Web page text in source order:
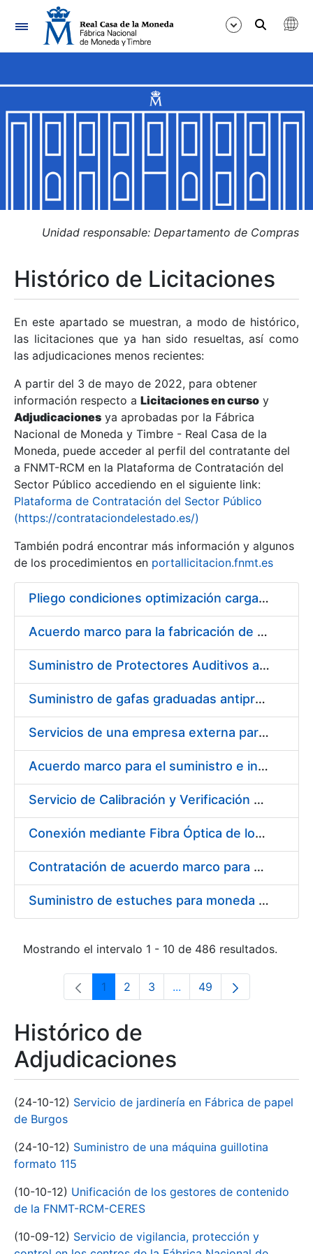
Navegación
Mostrar/Ocultar
Mostrar/Ocultar
Mostrar/Ocultar
Mostrar/Ocultar
Mostrar/Ocultar
Mostrar/Ocultar
Unidad responsable: Departamento de Compras
Histórico de Licitaciones
En este apartado se muestran, a modo de histórico,
las licitaciones que ya han sido resueltas, así como
las adjudicaciones menos recientes:
A partir del 3 de mayo de 2022, para obtener
información respecto a Licitaciones en curso y
Adjudicaciones ya aprobadas por la Fábrica
Nacional de Moneda y Timbre - Real Casa de la
Moneda, puede acceder al perfil del contratante del
a FNMT-RCM en la Plataforma de Contratación del
Sector Público accediendo en el siguiente link:
Plataforma de Contratación del Sector Público
(https://contrataciondelestado.es/)
También podrá encontrar más información y algunos
de los procedimientos en portallicitacion.fnmt.es
Pliego condiciones optimización cargas compras firmado
Acuerdo marco para la fabricación de piezas
Suministro de Protectores Auditivos a medida para las personas trabajadoras de los Centros de Trabajo de Madrid y Burgos
Suministro de gafas graduadas antiproyecciones para los trabajadores de la FNMT-RCM en los centros de trabajo de Madrid y Burgos
Servicios de una empresa externa para el asesoramiento y resolución de los recursos de alzada que se presentan relacionados con procesos de selección para la FNMT-RCM
Acuerdo marco para el suministro e instalación de persianas, estores y otros complementos
Servicio de Calibración y Verificación Externa de los Equipos de Medición del Servicio de Prevención de la FNMT-RCM
Conexión mediante Fibra Óptica de los Centros de Proceso de Datos (CPDs) de las sedes de la FNMT-RCM de Burgos y Madrid
Contratación de acuerdo marco para el Suministro de Material de Electricidad para la Fábrica Nacional de Moneda y Timbre-Real Casa de la Moneda en su centro de trabajo de Burgos
Suministro de estuches para moneda de 30 €
Mostrando el intervalo 1 - 10 de 486 resultados.
Página
1 Página
2 Página
3 ...Páginas intermedias Use
Página
49
Histórico de
Adjudicaciones
(24-10-12) Servicio de jardinería en Fábrica de papel
de Burgos
(24-10-12) Suministro de una máquina guillotina
formato 115
(10-10-12) Unificación de los gestores de contenido
de la FNMT-RCM-CERES
(10-09-12) Servicio de vigilancia, protección y